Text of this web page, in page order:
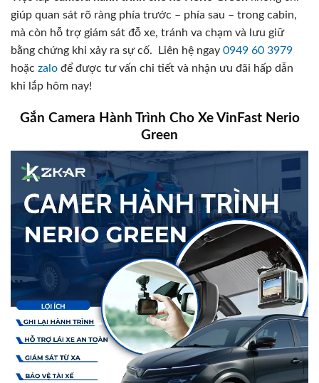
giúp quan sát rõ ràng phía trước – phía sau – trong cabin,
mà còn hỗ trợ giám sát đỗ xe, tránh va chạm và lưu giữ
bằng chứng khi xảy ra sự cố. Liên hệ ngay 0949 60 3979
hoặc zalo để được tư vấn chi tiết và nhận ưu đãi hấp dẫn
khi lắp hôm nay!
Gắn Camera Hành Trình Cho Xe VinFast Nerio
Green